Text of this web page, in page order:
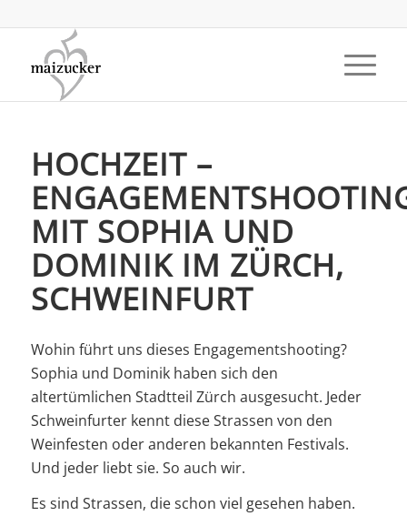
HOCHZEIT –
MIT SOPHIA UND
DOMINIK IM ZÜRCH,
SCHWEINFURT
Wohin führt uns dieses Engagementshooting?
Sophia und Dominik haben sich den
altertümlichen Stadtteil Zürch ausgesucht. Jeder
Schweinfurter kennt diese Strassen von den
Weinfesten oder anderen bekannten Festivals.
Und jeder liebt sie. So auch wir.
Es sind Strassen, die schon viel gesehen haben.